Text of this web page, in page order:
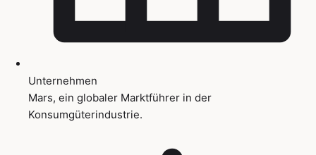
Unternehmen
Mars, ein globaler Marktführer in der
Konsumgüterindustrie.